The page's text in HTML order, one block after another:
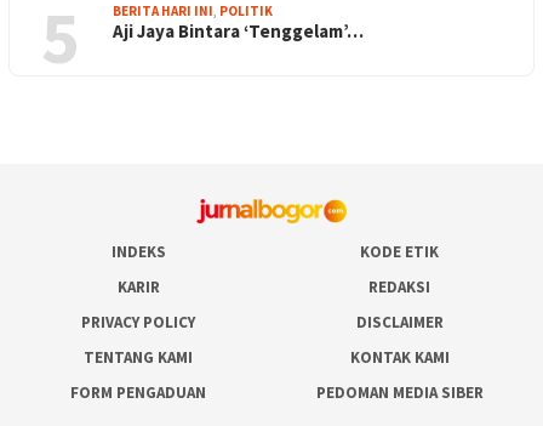
5 BERITA HARI INI, POLITIK
Aji Jaya Bintara ‘Tenggelam’…
INDEKS
KODE ETIK
KARIR
REDAKSI
PRIVACY POLICY
DISCLAIMER
TENTANG KAMI
KONTAK KAMI
FORM PENGADUAN
PEDOMAN MEDIA SIBER